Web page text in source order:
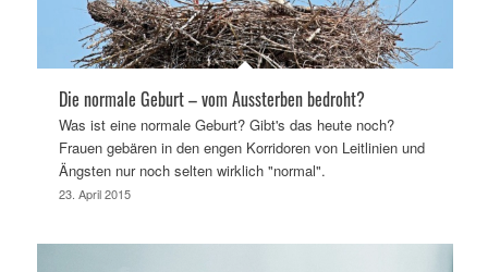
Die normale Geburt – vom Aussterben bedroht?
Was ist eine normale Geburt? Gibt's das heute noch?
Frauen gebären in den engen Korridoren von Leitlinien und
Ängsten nur noch selten wirklich "normal".
23. April 2015